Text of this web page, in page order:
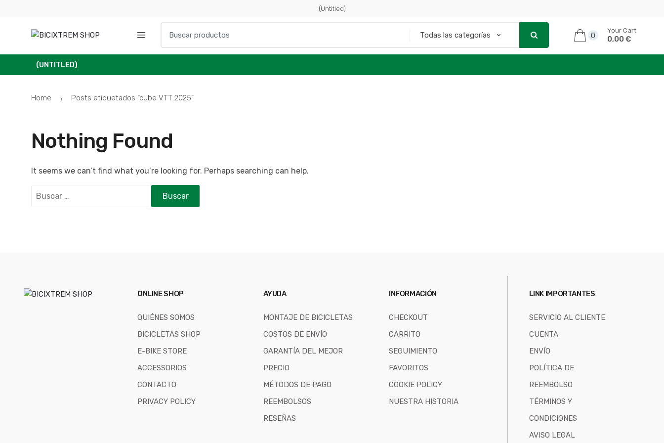
(Untitled)
0
Your Cart
0,00 €
(UNTITLED)
Home Posts etiquetados “cube VTT 2025”
Nothing Found
It seems we can’t find what you’re looking for. Perhaps searching can help.
ONLINE SHOP
QUIÉNES SOMOS
BICICLETAS SHOP
E-BIKE STORE
ACCESSORIOS
CONTACTO
PRIVACY POLICY
AYUDA
MONTAJE DE BICICLETAS
COSTOS DE ENVÍO
GARANTÍA DEL MEJOR
PRECIO
MÉTODOS DE PAGO
REEMBOLSOS
RESEÑAS
INFORMACIÓN
CHECKOUT
CARRITO
SEGUIMIENTO
FAVORITOS
COOKIE POLICY
NUESTRA HISTORIA
LINK IMPORTANTES
SERVICIO AL CLIENTE
CUENTA
ENVÍO
POLÍTICA DE
REEMBOLSO
TÉRMINOS Y
CONDICIONES
AVISO LEGAL